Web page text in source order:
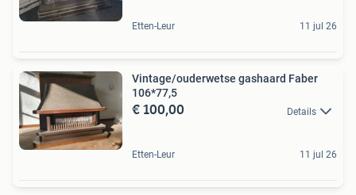
Etten-Leur 11 jul 26
Vintage/ouderwetse gashaard Faber
106*77,5
€ 100,00 Details
Etten-Leur 11 jul 26